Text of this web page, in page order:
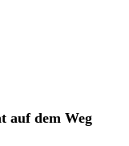
auf dem Weg